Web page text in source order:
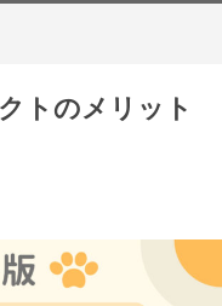
トのメリット